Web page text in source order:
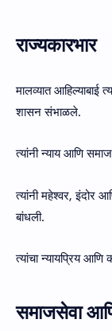
राज्यकारभार
मालव्यात आहिल्याबाई
शासन संभाळले.
त्यांनी न्याय आणि
त्यांनी महेश्वर, इंदोर
बांधली.
त्यांचा न्यायप्रिय
समाजसेवा